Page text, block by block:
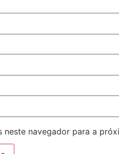
neste navegador para a